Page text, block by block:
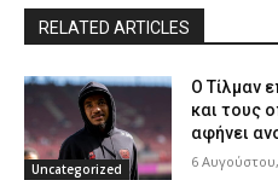
RELATED ARTICLES
Uncategorized
Ο Τίλμαν
και τους
αφήνει
6